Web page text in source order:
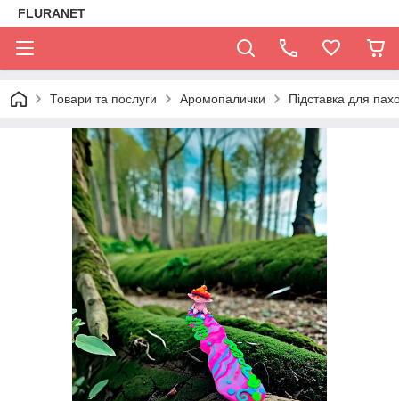
FLURANET
Товари та послуги Аромопалички Підставка для